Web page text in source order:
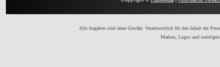
Alle Angaben sind ohne Gewähr. Verantwortlich für den Inhalt der
Marken, Logos und